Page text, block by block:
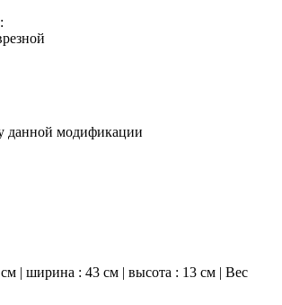
данной модификации
| ширина : 43 см | высота : 13 см | Вес